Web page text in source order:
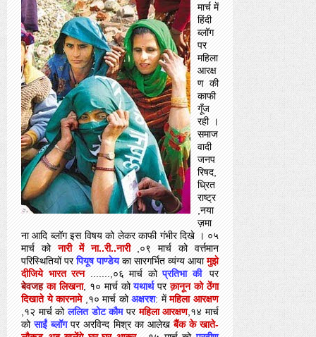
मार्च में
हिंदी
ब्लॉग
पर
महिला
आरक्ष
ण की
काफी
गूँज
रही ।
समाज
वादी
जनप
रिषद,
ध्रित
राष्ट्र
,नया
ज़मा
ना आदि ब्लॉग इस विषय को लेकर काफी गंभीर दिखे । ०५
मार्च कोनारी में ना..री..नारी,०९ मार्च को वर्त्तमान
परिस्थितियों परपियूष पाण्डेयका सारगर्भित व्यंग्य आयामुझे
दीजिये भारत रत्न.......,०६ मार्च कोप्रतिभा की
पर
बेवजह का लिखना, १० मार्च कोयथार्थपरक़ानून को ठेंगा
दिखाते ये कारनामे,१० मार्च कोअक्षरश: मेंमहिला आरक्षण
,१२ मार्च कोललित डोट कौमपरमहिला आरक्षण,१४ मार्च
कोसाईं ब्लॉगपर अरविन्द मिश्र का आलेखबैंक के खाते-